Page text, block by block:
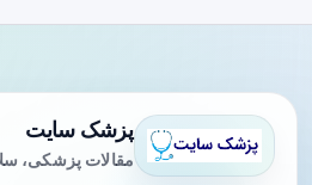
پزشک سایت
مقالات پزشکی،